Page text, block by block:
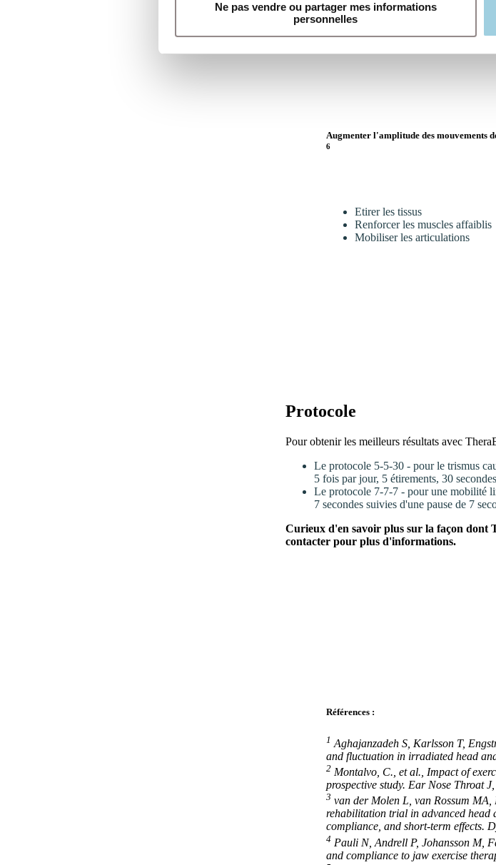
Ne pas vendre ou partager mes informations
personnelles
Augmenter l'amplitude des mouvements
6
Etirer les tissus
Renforcer les muscles affaiblis
Mobiliser les articulations
Protocole
Pour obtenir les meilleurs résultats avec
Le protocole 5-5-30 - pour le trismus
5 fois par jour, 5 étirements, 30
Le protocole 7-7-7 - pour une mobilité
7 secondes suivies d'une pause de 7
Curieux d'en savoir plus sur la façon dont
contacter pour plus d'informations.
Références :
1 Aghajanzadeh S, Karlsson T,
and fluctuation in irradiated head
2 Montalvo, C., et al., Impact of
prospective study. Ear Nose Throat
3 van der Molen L, van Rossum
rehabilitation trial in advanced head
compliance, and short-term effects.
4 Pauli N, Andrell P, Johansson M,
and compliance to jaw exercise